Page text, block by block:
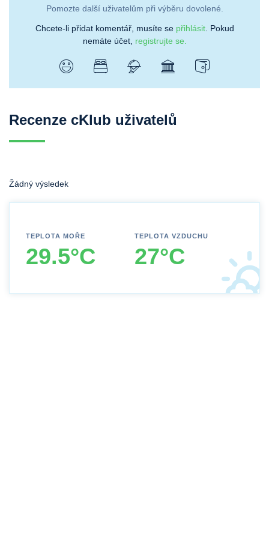
Pomozte další uživatelům při výběru dovolené.
Chcete-li přidat komentář, musíte se přihlásit. Pokud
nemáte účet, registrujte se.
Recenze cKlub uživatelů
Žádný výsledek
TEPLOTA MOŘE
29.5°C
TEPLOTA VZDUCHU
27°C